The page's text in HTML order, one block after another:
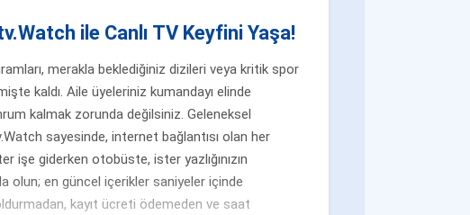
ile Canlı TV Keyfini Yaşa!
merakla beklediğiniz dizileri veya kritik spor
kaldı. Aile üyeleriniz kumandayı elinde
kalmak zorunda değilsiniz. Geleneksel
sayesinde, internet bağlantısı olan her
işe giderken otobüste, ister yazlığınızın
olun; en güncel içerikler saniyeler içinde
kayıt ücreti ödemeden ve saat